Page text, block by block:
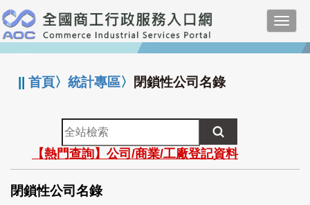
跳
到
主
要
:::
||首頁〉統計專區〉 閉鎖性公司名錄
全
站
檢
索
【熱門查詢】公司/商業/工廠登記資料
閉鎖性公司名錄